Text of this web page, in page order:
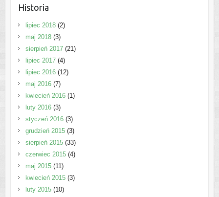
Historia
lipiec 2018(2)
maj 2018(3)
sierpień 2017(21)
lipiec 2017(4)
lipiec 2016(12)
maj 2016(7)
kwiecień 2016(1)
luty 2016(3)
styczeń 2016(3)
grudzień 2015(3)
sierpień 2015(33)
czerwiec 2015(4)
maj 2015(11)
kwiecień 2015(3)
luty 2015(10)